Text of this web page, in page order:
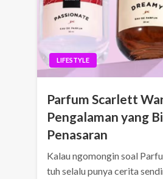
LIFESTYLE
Parfum Scarlett
Pengalaman yang
Penasaran
Kalau ngomongin soal
tuh selalu punya cerita